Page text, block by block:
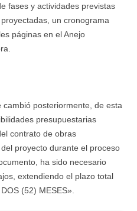
fases y actividades previstas
un cronograma
páginas en el Anejo
posteriormente, de esta
presupuestarias
contrato de obras
proyecto durante el proceso
ha sido necesario
extendiendo el plazo total
(52) MESES».